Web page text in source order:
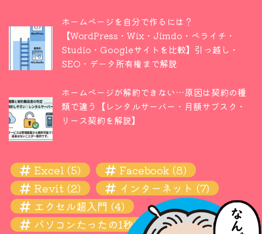
ホームページを自分で作るには？
【WordPress・Wix・Jimdo・ペライチ・
Studio・Googleサイトを比較】引っ越し・
SEO・データ所有権まで解説
ホームページが解約できない…原因は契約の種
類で違う【レンタルサーバー・月額サブスク・
リース契約を解説】
Excel (5) Facebook (8)
Revit (2) インターネット (7)
エクセル超入門 (4)
パソコンたったの1秒! 瞬間ワザ
(11)